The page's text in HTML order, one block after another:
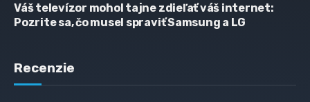
Váš televízor mohol tajne zdieľať váš internet:
Pozrite sa, čo musel spraviť Samsung a LG
Recenzie